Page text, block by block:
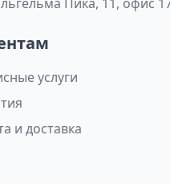
услуги
и доставка